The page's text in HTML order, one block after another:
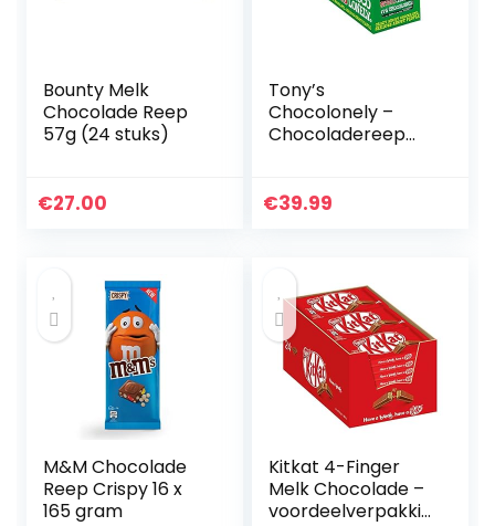
Bounty Melk
Chocolade Reep
57g (24 stuks)
€27.00
Tony’s
Chocolonely –
Chocoladereep
Fairtrade
€39.99
M&M Chocolade
Reep Crispy 16 x
165 gram
Kitkat 4-Finger
Melk Chocolade –
voordeelverpakkin